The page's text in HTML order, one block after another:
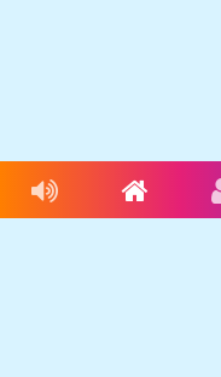
Livres audioAccueil